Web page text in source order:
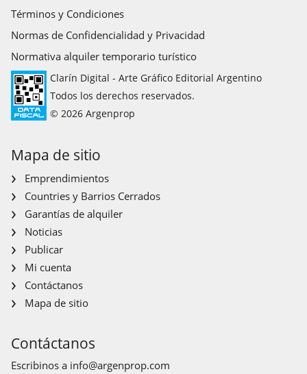
Términos y Condiciones
Normas de Confidencialidad y Privacidad
Normativa alquiler temporario turístico
Clarín Digital - Arte Gráfico Editorial Argentino
Todos los derechos reservados.
© 2026 Argenprop
Mapa de sitio
Emprendimientos
Countries y Barrios Cerrados
Garantías de alquiler
Noticias
Publicar
Mi cuenta
Contáctanos
Mapa de sitio
Contáctanos
Escribinos a info@argenprop.com